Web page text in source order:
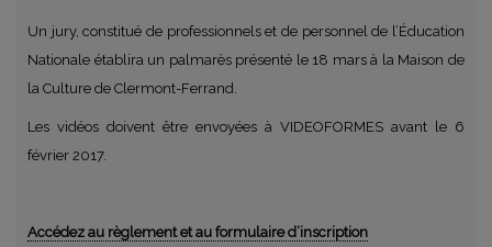
Un jury, constitué de professionnels et de personnel de l’Éducation
Nationale établira un palmarès présenté le 18 mars à la Maison de
la Culture de Clermont-Ferrand.
Les vidéos doivent être envoyées à VIDEOFORMES avant le 6
février 2017.
Accédez au règlement et au formulaire d’inscription